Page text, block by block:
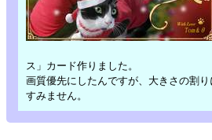
ス」カード作りました。
画質優先にしたんですが、大きさの割り
すみません。